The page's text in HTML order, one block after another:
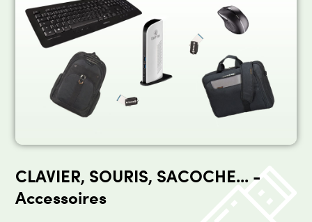
CLAVIER, SOURIS, SACOCHE... -
Accessoires